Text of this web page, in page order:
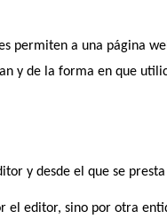
permiten a una página
y de la forma en que
y desde el que se
el editor, sino por otra